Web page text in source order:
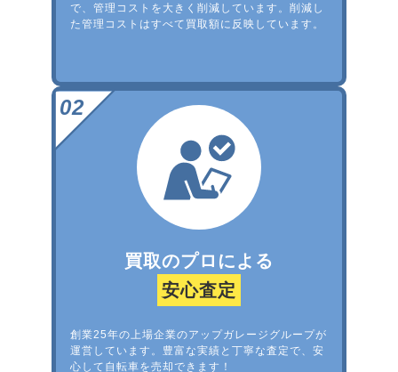
で、管理コストを大きく削減しています。削減し
た管理コストはすべて買取額に反映しています。
買取のプロによる
安心査定
創業25年の上場企業のアップガレージグループが
運営しています。豊富な実績と丁寧な査定で、安
心して自転車を売却できます！